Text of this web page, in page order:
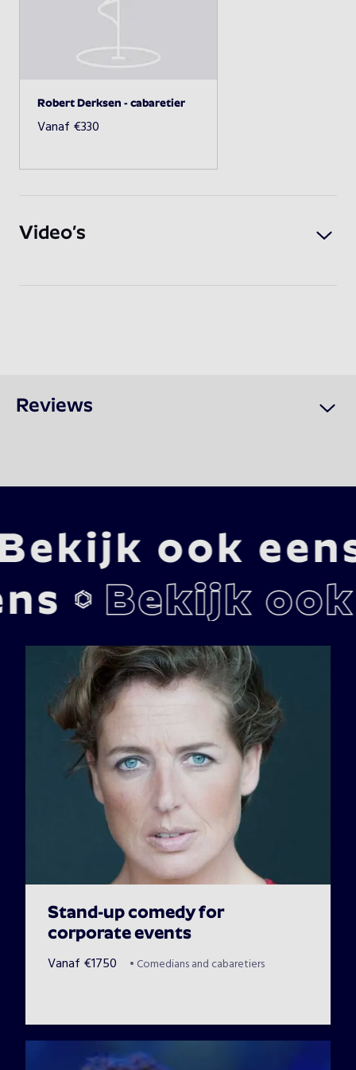
Beschikbaarheid opvragen
Robert Derksen - cabaretier
Vanaf €330
Video’s
Reviews
Stand-up comedy for
corporate events
Vanaf €1750 • Comedians and cabaretiers